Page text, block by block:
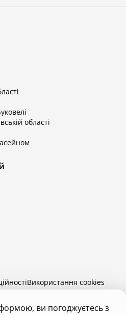
області
з басейном
області
з басейном
області
Bикористання cookies
ви погоджуєтесь з